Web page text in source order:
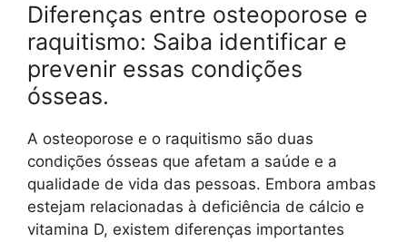
Diferenças entre osteoporose e
raquitismo: Saiba identificar e
prevenir essas condições
ósseas.
A osteoporose e o raquitismo são duas
condições ósseas que afetam a saúde e a
qualidade de vida das pessoas. Embora ambas
estejam relacionadas à deficiência de cálcio e
vitamina D, existem diferenças importantes